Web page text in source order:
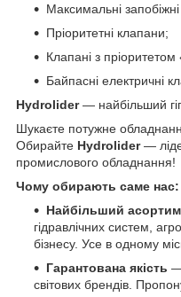
Максимальні
Пріоритетні клапани;
Клапані з
Байпасні електричні
Hydrolider— найбільший
Шукаєте потужне
Обирайте Hydrolider—
промислового обладнання!
Чому обирають саме нас:
Найбільший
гідравлічних систем,
бізнесу. Усе в одному
Гарантована якість —
світових брендів.